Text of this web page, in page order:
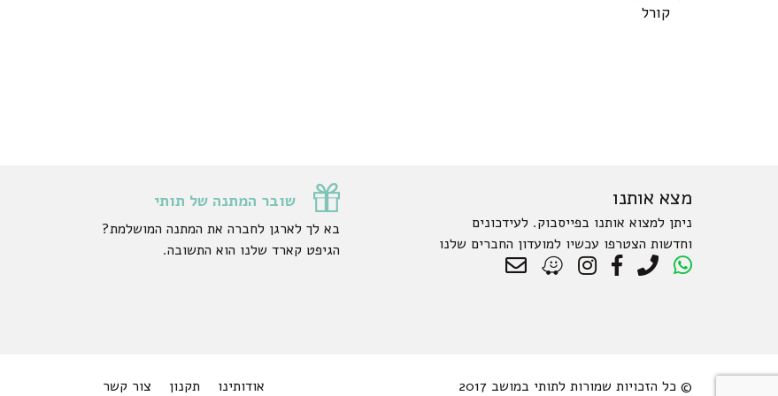
קורל
מצא אותנו
ניתן למצוא אותנו בפייסבוק. לעידכונים
וחדשות הצטרפו עכשיו למועדון החברים שלנו
שובר המתנה של תותי
בא לך לארגן לחברה את המתנה המושלמת?
הגיפט קארד שלנו הוא התשובה.
© כל הזכויות שמורות לתותי במושב 2017 אודותינו תקנון צור קשר